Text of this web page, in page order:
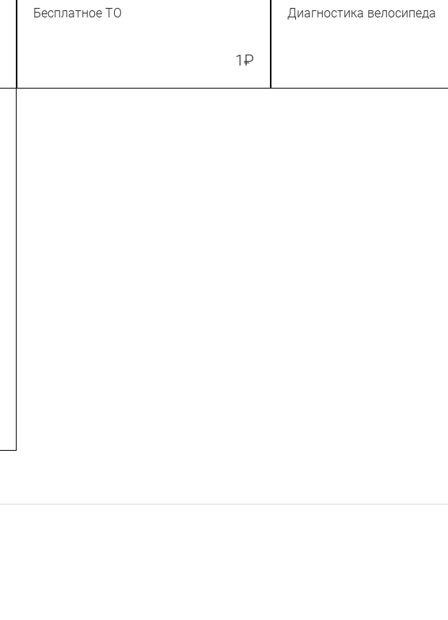
Бесплатное ТО
1₽
Диагностика велосипеда